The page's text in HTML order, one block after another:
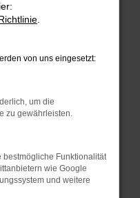
helfen können:
und deine
Beispiel deine
von uns eingesetzt:
um die
zu gewährleisten.
bestmögliche Funktionalität
wie Google
und weitere